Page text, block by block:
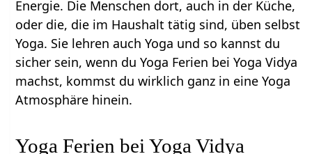
Energie. Die Menschen dort, auch in der Küche,
oder die, die im Haushalt tätig sind, üben selbst
Yoga. Sie lehren auch Yoga und so kannst du
sicher sein, wenn du Yoga Ferien bei Yoga Vidya
machst, kommst du wirklich ganz in eine Yoga
Atmosphäre hinein.
Yoga Ferien bei Yoga Vidya